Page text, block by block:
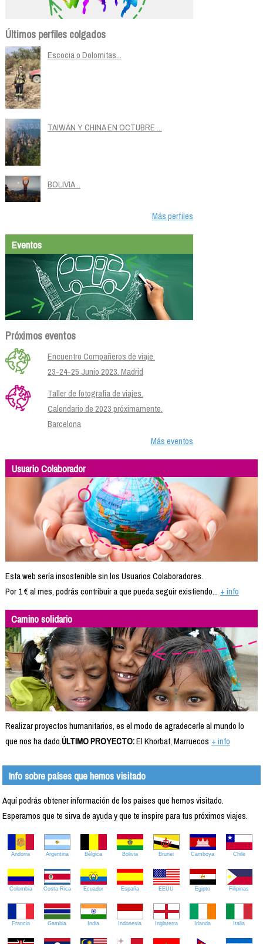
Últimos perfiles colgados
Escocia o Dolomitas...
TAIWÁN Y CHINA EN OCTUBRE ...
BOLIVIA...
Más perfiles
Eventos
Próximos eventos
Encuentro Compañeros de viaje.
23-24-25 Junio 2023. Madrid
Taller de fotografía de viajes.
Calendario de 2023 próximamente.
Barcelona
Más eventos
Usuario Colaborador
Esta web sería insostenible sin los Usuarios Colaboradores.
Por 1 € al mes, podrás contribuir a que pueda seguir existiendo... + info
Camino solidario
Realizar proyectos humanitarios, es el modo de agradecerle al mundo lo
que nos ha dado.ÚLTIMO PROYECTO:El Khorbat, Marruecos + info
Info sobre países que hemos visitado
Aquí podrás obtener información de los países que hemos visitado.
Esperamos que te sirva de ayuda y que te inspire para tus próximos viajes.
Andorra Argentina Bélgica Bolivia Brunei Camboya Chile
Colombia Costa Rica Ecuador España EEUU Egipto Filipinas
Francia Gambia India Indonesia Inglaterra Irlanda Italia